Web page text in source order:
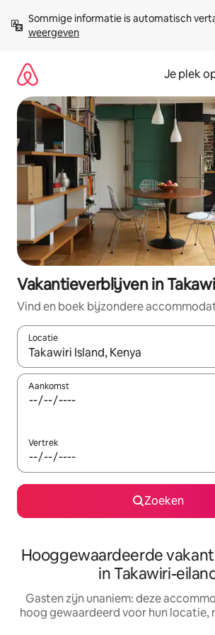
direct
naar
Sommige informatie is automatisch
weergeven
Je plek
Vakantieverblijven in
Vind en boek bijzondere
Locatie
Wanneer er resultaten beschikbaar
Aankomst
Vertrek
Zoeken
Hooggewaardeerde
in Takawiri-
Gasten zijn unaniem: deze
hoog gewaardeerd voor hun locatie,